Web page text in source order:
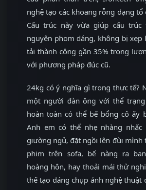
nghệ tạo các khoang rỗng dạng tổ
Cấu trúc này vừa giúp cấu
nguyên phom dáng, không bị xẹp
tải thành công gần 35% trọng
với phương pháp đúc cũ.
24kg có ý nghĩa gì trong thực tế?
một người đàn ông với thể
hoàn toàn có thể bế bổng cô ấy
Anh em có thể nhẹ nhàng
giường ngủ, đặt ngồi lên đùi mình
phim trên sofa, bế nàng ra
hoàng hôn, hay thoải mái thử
thế tạo dáng chụp ảnh nghệ thuật